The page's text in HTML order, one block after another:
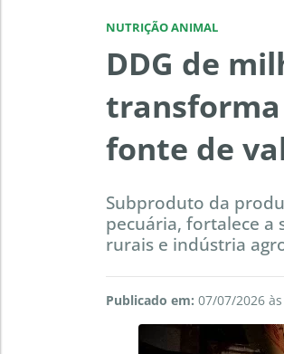
NUTRIÇÃO ANIMAL
DDG de
fonte de
Subproduto da
pecuária, fortalece
rurais e indústria
Publicado em: 07/07/2026